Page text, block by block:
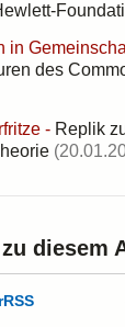
RSS
in
des
- Replik
diesem